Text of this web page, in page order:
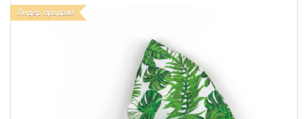
Лидер продаж!